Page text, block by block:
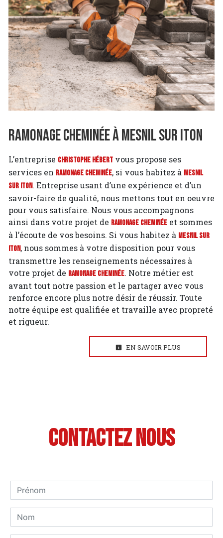
Ramonage cheminée à Mesnil sur Iton
L’entreprise Christophe Hébert vous propose ses
services en Ramonage cheminée, si vous habitez à Mesnil
sur Iton. Entreprise usant d’une expérience et d’un
savoir-faire de qualité, nous mettons tout en oeuvre
pour vous satisfaire. Nous vous accompagnons
ainsi dans votre projet de Ramonage cheminée et sommes
à l’écoute de vos besoins. Si vous habitez à Mesnil sur
Iton, nous sommes à votre disposition pour vous
transmettre les renseignements nécessaires à
votre projet de Ramonage cheminée. Notre métier est
avant tout notre passion et le partager avec vous
renforce encore plus notre désir de réussir. Toute
notre équipe est qualifiée et travaille avec propreté
et rigueur.
EN SAVOIR PLUS
Contactez nous